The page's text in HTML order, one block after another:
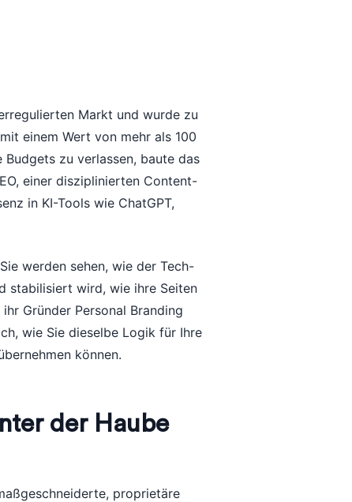
Markt und wurde zu
einem Wert von mehr als 100
zu verlassen, baute das
einer disziplinierten Content-
in KI-Tools wie ChatGPT,
werden sehen, wie der Tech-
stabilisiert wird, wie ihre Seiten
Gründer Personal Branding
wie Sie dieselbe Logik für Ihre
können.
der Haube
proprietäre